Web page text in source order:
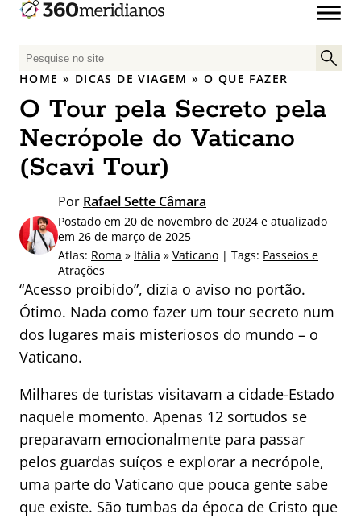
P
e
q
u
i
s
p
o
:
HOME » DICAS DE VIAGEM »O QUE FAZER
O Tour pela Secreto pela
Necrópole do Vaticano
(Scavi Tour)
Por Rafael Sette Câmara
Postado em 20 de novembro de 2024 e atualizado
em 26 de março de 2025
Atlas: Roma » Itália » Vaticano | Tags: Passeios e
Atrações
“Acesso proibido”, dizia o aviso no portão.
Ótimo. Nada como fazer um tour secreto num
dos lugares mais misteriosos do mundo – o
Vaticano.
Milhares de turistas visitavam a cidade-Estado
naquele momento. Apenas 12 sortudos se
preparavam emocionalmente para passar
pelos guardas suíços e explorar a necrópole,
uma parte do Vaticano que pouca gente sabe
que existe. São tumbas da época de Cristo que